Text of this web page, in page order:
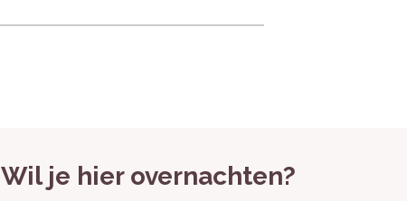
Wil je hier overnachten?